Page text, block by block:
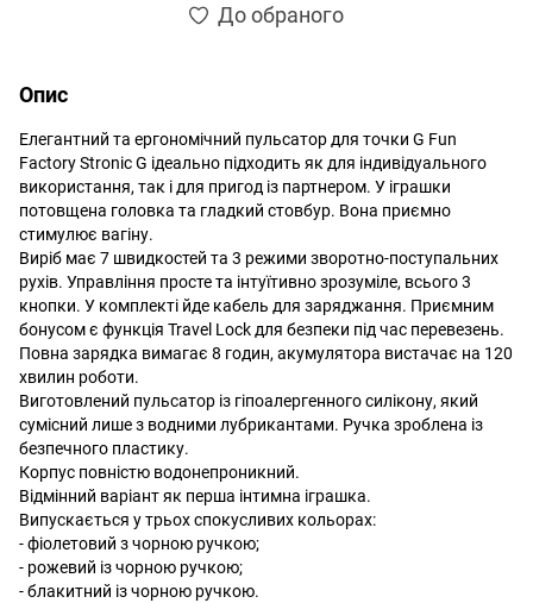
До обраного
Опис
Елегантний та ергономічний пульсатор для точки G Fun
Factory Stronic G ідеально підходить як для індивідуального
використання, так і для пригод із партнером. У іграшки
потовщена головка та гладкий стовбур. Вона приємно
стимулює вагіну.
Виріб має 7 швидкостей та 3 режими зворотно-поступальних
рухів. Управління просте та інтуїтивно зрозуміле, всього 3
кнопки. У комплекті йде кабель для заряджання. Приємним
бонусом є функція Travel Lock для безпеки під час перевезень.
Повна зарядка вимагає 8 годин, акумулятора вистачає на 120
хвилин роботи.
Виготовлений пульсатор із гіпоалергенного силікону, який
сумісний лише з водними лубрикантами. Ручка зроблена із
безпечного пластику.
Корпус повністю водонепроникний.
Відмінний варіант як перша інтимна іграшка.
Випускається у трьох спокусливих кольорах:
- фіолетовий з чорною ручкою;
- рожевий із чорною ручкою;
- блакитний із чорною ручкою.